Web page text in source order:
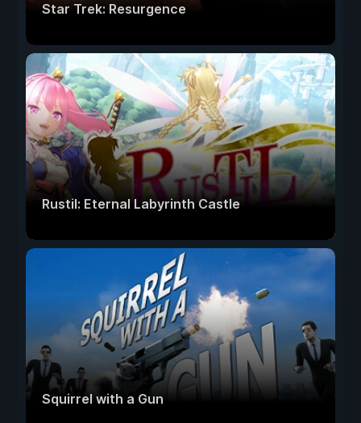
Star Trek: Resurgence
Rustil: Eternal Labyrinth Castle
Squirrel with a Gun